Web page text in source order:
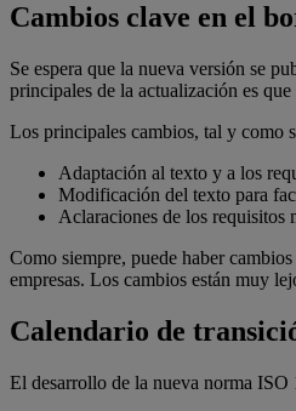
Cambios clave en el
Se espera que la nueva versión se
principales de la actualización es
Los principales cambios, tal y como
Adaptación al texto y a los
Modificación del texto para
Aclaraciones de los requisitos
Como siempre, puede haber
empresas. Los cambios están muy
Calendario de
El desarrollo de la nueva norma ISO